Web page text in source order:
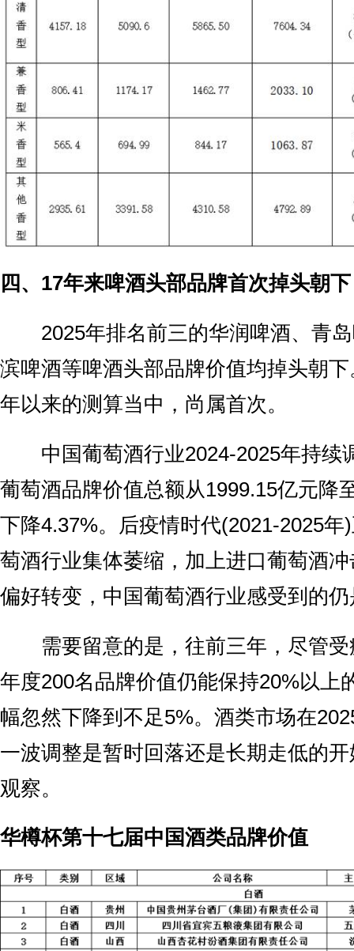
四、17年来啤酒头部品牌首次掉头朝
‌2025年排名前三的华润啤酒、青岛
滨啤酒等啤酒头部品牌价值均掉头朝
年以来的测算当中，尚属首次。
中国葡萄酒行业2024-2025年持续
葡萄酒品牌价值总额从1999.15亿元降
下降4.37%。后疫情时代(2021-2025年
萄酒行业集体萎缩，加上进口葡萄酒
偏好转变，中国葡萄酒行业感受到的
需要留意的是，往前三年，尽管受
年度200名品牌价值仍能保持20%以上
幅忽然下降到不足5%。酒类市场在
一波调整是暂时回落还是长期走低的
观察。
华樽杯第十七届中国酒类品牌价值